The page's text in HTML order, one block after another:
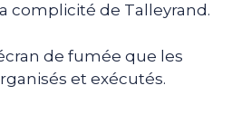
complicité de Talleyrand.
de fumée que les
et exécutés.